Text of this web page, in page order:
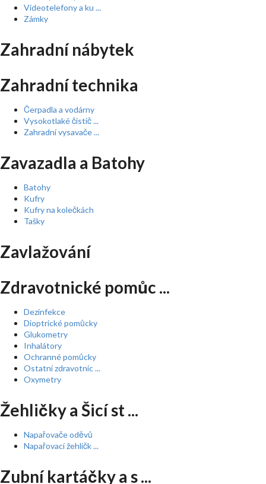
Videotelefony a ku ...
Zámky
Zahradní nábytek
Zahradní technika
Čerpadla a vodárny
Vysokotlaké čistič ...
Zahradní vysavače ...
Zavazadla a Batohy
Batohy
Kufry
Kufry na kolečkách
Tašky
Zavlažování
Zdravotnické pomůc ...
Dezinfekce
Dioptrické pomůcky
Glukometry
Inhalátory
Ochranné pomůcky
Ostatní zdravotnic ...
Oxymetry
Žehličky a Šicí st ...
Napařovače oděvů
Napařovací žehličk ...
Zubní kartáčky a s ...